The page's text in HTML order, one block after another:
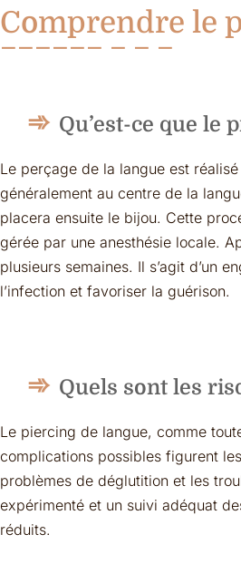
Comprendre le
Qu’est-ce que le
Le perçage de la langue est
généralement au centre de la
placera ensuite le bijou. Cette
gérée par une anesthésie locale.
plusieurs semaines. Il s’agit d’un
l’infection et favoriser la guérison.
Quels sont les
Le piercing de langue, comme
complications possibles figurent
problèmes de déglutition et les
expérimenté et un suivi adéquat
réduits.